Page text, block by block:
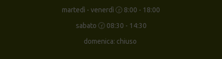
martedì - venerdì 🕝 8:00 - 18:00
sabato 🕝 08:30 - 14:30
domenica: chiuso